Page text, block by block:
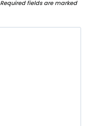
Required fields are marked